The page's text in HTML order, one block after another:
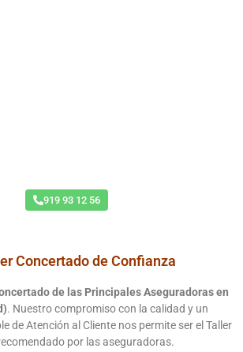
919 93 12 56
Concertado de Confianza
de las Principales Aseguradoras en
. Nuestro compromiso con la calidad y un
de Atención al Cliente nos permite ser el Taller
por las aseguradoras.